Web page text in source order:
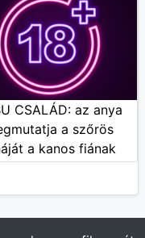
CSALÁD: az anya
a szőrös
a kanos fiának